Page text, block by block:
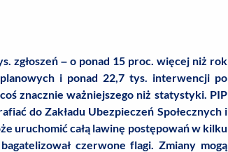
zgłoszeń – o ponad 15 proc. więcej niż rok
i ponad 22,7 tys. interwencji po
znacznie ważniejszego niż statystyki. PIP
do Zakładu Ubezpieczeń Społecznych i
uruchomić całą lawinę postępowań w kilku
czerwone flagi. Zmiany mogą